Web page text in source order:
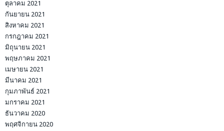
ตุลาคม 2021
กันยายน 2021
สิงหาคม 2021
กรกฎาคม 2021
มิถุนายน 2021
พฤษภาคม 2021
เมษายน 2021
มีนาคม 2021
กุมภาพันธ์ 2021
มกราคม 2021
ธันวาคม 2020
พฤศจิกายน 2020